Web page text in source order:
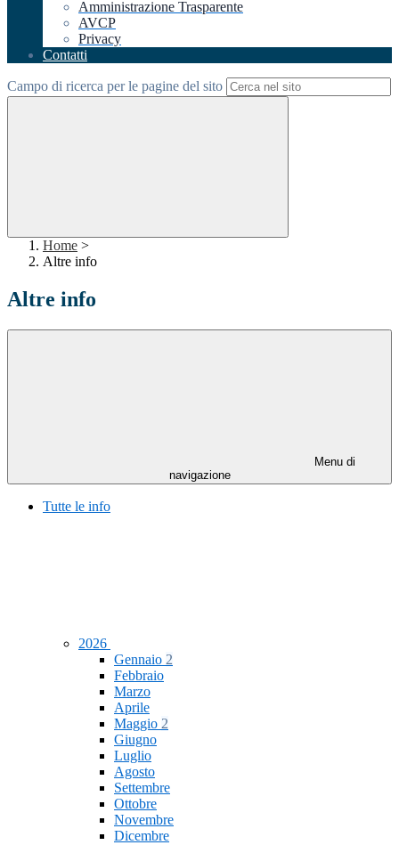
Amministrazione Trasparente
AVCP
Privacy
Contatti
Campo di ricerca per le pagine del sito
Home >
Altre info
Altre info
Menu di
navigazione
Tutte le info
2026
Gennaio 2
Febbraio
Marzo
Aprile
Maggio 2
Giugno
Luglio
Agosto
Settembre
Ottobre
Novembre
Dicembre